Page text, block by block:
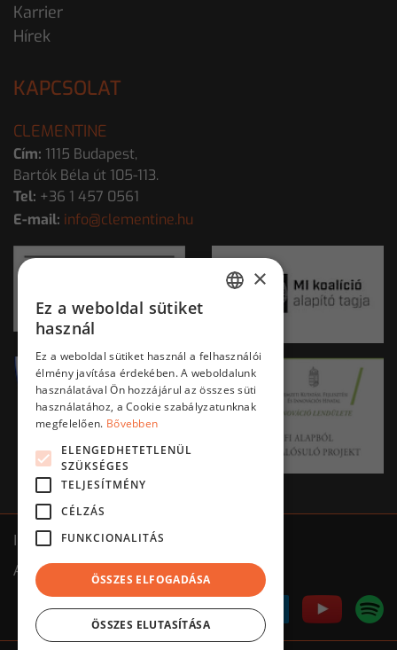
Karrier
Hírek
KAPCSOLAT
CLEMENTINE
Cím: 1115 Budapest,
Bartók Béla út 105-113.
Tel: +36 1 457 0561
E-mail: info@clementine.hu
Impresszum
ÁSZF
Adatkezelés tájékoztató
×
Ez a weboldal sütiket
használ
Ez a weboldal sütiket használ a felhasználói
élmény javítása érdekében. A weboldalunk
használatával Ön hozzájárul az összes süti
használatához, a Cookie szabályzatunknak
megfelelően. Bővebben
ELENGEDHETETLENÜL
SZÜKSÉGES
TELJESÍTMÉNY
CÉLZÁS
FUNKCIONALITÁS
ÖSSZES ELFOGADÁSA
ÖSSZES ELUTASÍTÁSA